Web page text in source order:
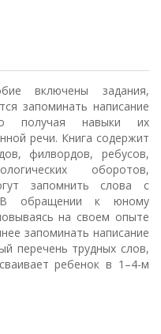
включены задания,
запоминать написание
получая навыки их
речи. Книга содержит
филвордов, ребусов,
оборотов,
запомнить слова с
В обращении к юному
на своем опыте
запоминать написание
перечень трудных слов,
ребенок в 1–4-м